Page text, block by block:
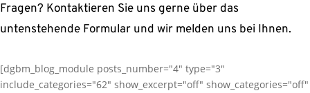
Fragen? Kontaktieren Sie uns gerne über das
untenstehende Formular und wir melden uns bei Ihnen.
[dgbm_blog_module posts_number="4" type="3"
include_categories="62" show_excerpt="off" show_categories="off"